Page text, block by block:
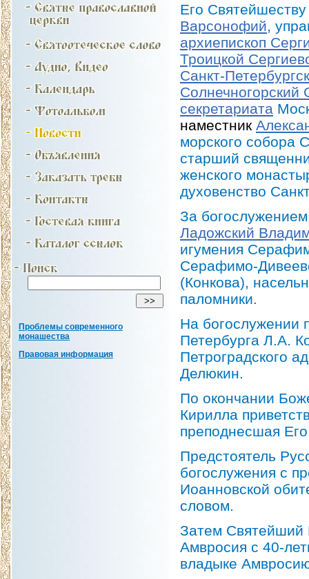
Проблемы современного
монашества
Правовая информация
Его
Варсонофий,
архиепископ
Троицкой
Санкт-
Солнечногорский
секретариата
наместник
морского собора
старший
женского
духовенство
За
Ладожский
игумения
Серафимо-
(Конкова),
паломники.
На богослужении
Петербурга Л.А.
Петроградского
Делюкин.
По окончании
Кирилла
преподнесшая
Предстоятель
богослужения с
Иоанновской
словом.
Затем Святейший
Амвросия с 40-
владыке